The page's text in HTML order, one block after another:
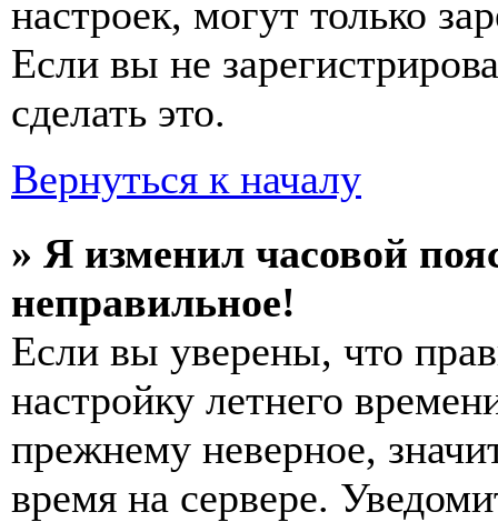
настроек, могут только
Если вы не
сделать это.
Вернуться к началу
» Я изменил часовой
неправильное!
Если вы уверены, что
настройку летнего
прежнему неверное,
время на сервере.